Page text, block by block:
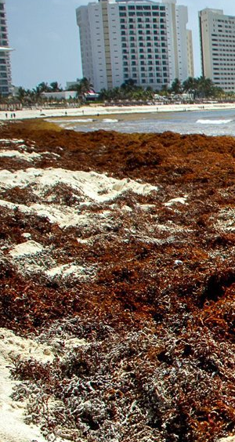
el mejor calentador solar de
México